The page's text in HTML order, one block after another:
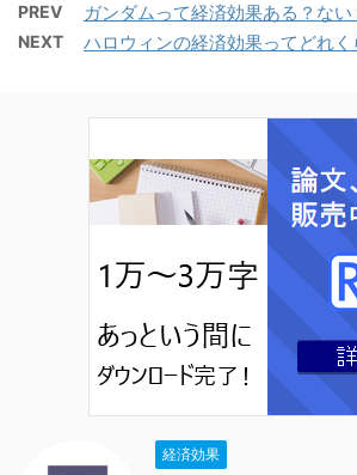
PREV ガンダムって経済効果ある？ない
NEXT ハロウィンの経済効果ってどれく
経済効果